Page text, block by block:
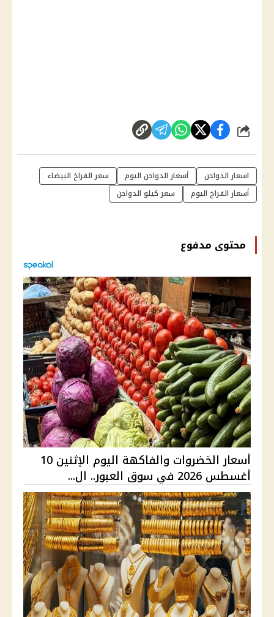
شارك
اسعار الدواجن أسعار الدواجن اليوم
سعر الفراخ البيضاء
أسعار الفراخ اليوم
سعر كيلو الدواجن
محتوى مدفوع
أسعار الخضروات والفاكهة اليوم الإثنين 10
أغسطس 2026 في سوق العبور.. ال...